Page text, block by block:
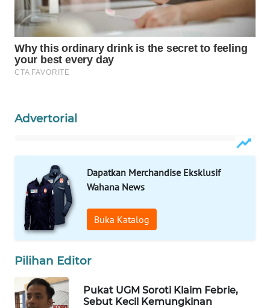
Advertorial
Dapatkan Merchandise Eksklusif
Wahana News
Buka Katalog
Pilihan Editor
Pukat UGM Soroti Klaim Febrie,
Sebut Kecil Kemungkinan
WAHANA
HEALTH
WAHANA
DESA
WISATA
WAHANA
KONSUMEN
LISTRIK
MASYARAKAT
WALINKI
ID